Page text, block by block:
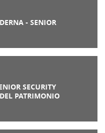
- SENIOR
SECURITY
PATRIMONIO